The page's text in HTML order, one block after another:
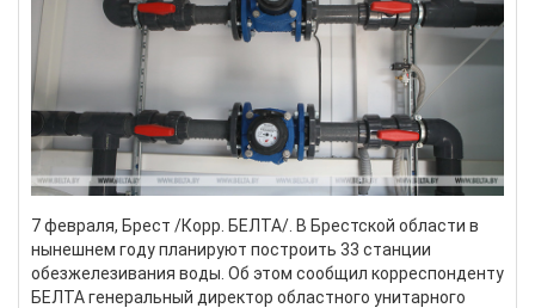
7 февраля, Брест /Корр. БЕЛТА/. В Брестской области в
нынешнем году планируют построить 33 станции
обезжелезивания воды. Об этом сообщил корреспонденту
БЕЛТА генеральный директор областного унитарного